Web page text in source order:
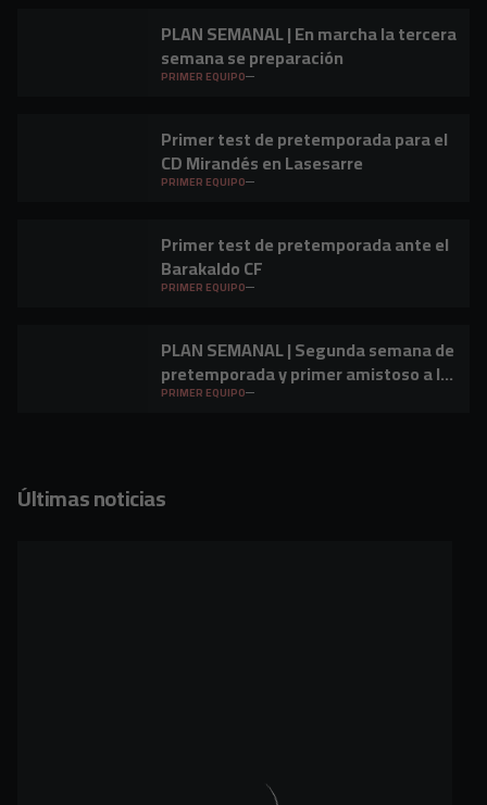
PLAN SEMANAL | En marcha la tercera
semana se preparación
PRIMER EQUIPO
Primer test de pretemporada para el
CD Mirandés en Lasesarre
PRIMER EQUIPO
Primer test de pretemporada ante el
Barakaldo CF
PRIMER EQUIPO
PLAN SEMANAL | Segunda semana de
pretemporada y primer amistoso a la
vista
PRIMER EQUIPO
Últimas noticias